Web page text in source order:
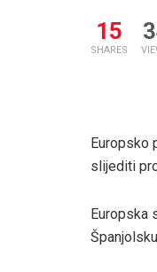
15
SHARES
Europsko
slijediti
Europska